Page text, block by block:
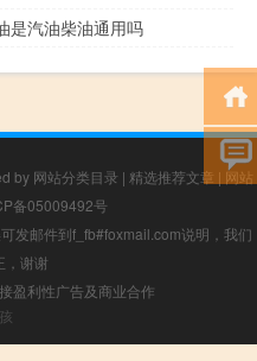
是汽油柴油通用吗
by 网站分类目录 | 精选推荐文章 | 网站
备05009492号
发邮件到f_fb#foxmail.com说明，我们
，谢谢
盈利性广告及商业合作